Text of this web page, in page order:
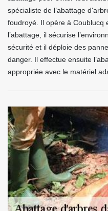
spécialiste de l’abattage
foudroyé. Il opère à Coublucq
l’abattage, il sécurise
sécurité et il déploie des
danger. Il effectue ensuite
appropriée avec le matériel